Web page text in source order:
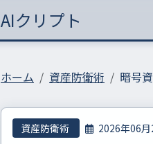
AIクリプト
ホーム 資産防衛術 暗号
資産防衛術 2026年06月